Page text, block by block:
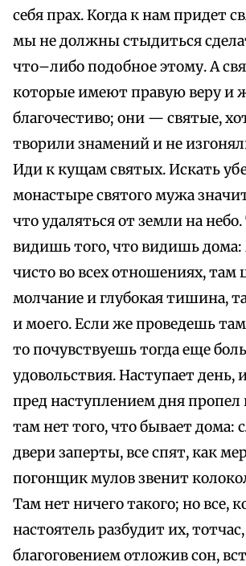
себя прах. Когда к нам придет
мы не должны стыдиться
что–либо подобное этому. А
которые имеют правую веру и
благочестиво; они — святые,
творили знамений и не
Иди к кущам святых. Искать
монастыре святого мужа
что удаляться от земли на
видишь того, что видишь дома:
чисто во всех отношениях, там
молчание и глубокая тишина,
и моего. Если же проведешь
то почувствуешь тогда еще
удовольствия. Наступает день,
пред наступлением дня
там нет того, что бывает дома:
двери заперты, все спят, как
погонщик мулов звенит
Там нет ничего такого; но все,
настоятель разбудит их, тотчас,
благоговением отложив сон,